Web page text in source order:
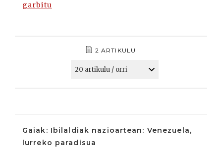
garbitu
2 ARTIKULU
Gaiak: Ibilaldiak nazioartean: Venezuela,
lurreko paradisua